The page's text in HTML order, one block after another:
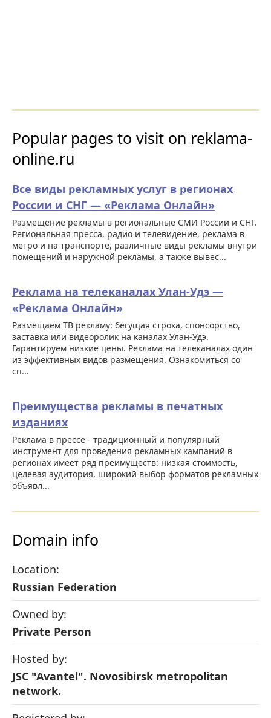
Popular pages to visit on reklama-
online.ru
Все виды рекламных услуг в регионах
России и СНГ — «Реклама Онлайн»
Размещение рекламы в региональные СМИ России и СНГ.
Региональная пресса, радио и телевидение, реклама в
метро и на транспорте, различные виды рекламы внутри
помещений и наружной рекламы, а также вывес...
Реклама на телеканалах Улан-Удэ —
«Реклама Онлайн»
Размещаем ТВ рекламу: бегущая строка, спонсорство,
заставка или видеоролик на каналах Улан-Удэ.
Гарантируем низкие цены. Реклама на телеканалах один
из эффективных видов размещения. Ознакомиться со
сп...
Преимущества рекламы в печатных
изданиях
Реклама в прессе - традиционный и популярный
инструмент для проведения рекламных кампаний в
регионах имеет ряд преимуществ: низкая стоимость,
целевая аудитория, широкий выбор форматов рекламных
объявл...
Domain info
Location:
Russian Federation
Owned by:
Private Person
Hosted by:
JSC "Avantel". Novosibirsk metropolitan
network.